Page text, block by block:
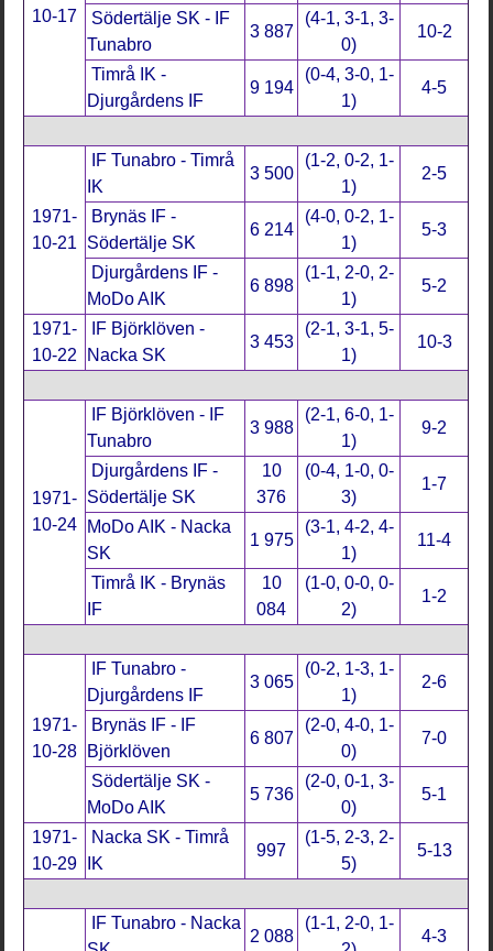
10-17
Södertälje SK - IF
Tunabro
3 887
(4-1, 3-1, 3-
0)
10-2
Timrå IK -
Djurgårdens IF
9 194
(0-4, 3-0, 1-
1)
4-5
1971-
10-21
IF Tunabro - Timrå
IK
3 500
(1-2, 0-2, 1-
1)
2-5
Brynäs IF -
Södertälje SK
6 214
(4-0, 0-2, 1-
1)
5-3
Djurgårdens IF -
MoDo AIK
6 898
(1-1, 2-0, 2-
1)
5-2
1971-
10-22
IF Björklöven -
Nacka SK
3 453
(2-1, 3-1, 5-
1)
10-3
1971-
10-24
IF Björklöven - IF
Tunabro
3 988
(2-1, 6-0, 1-
1)
9-2
Djurgårdens IF -
Södertälje SK
10
376
(0-4, 1-0, 0-
3)
1-7
MoDo AIK - Nacka
SK
1 975
(3-1, 4-2, 4-
1)
11-4
Timrå IK - Brynäs
IF
10
084
(1-0, 0-0, 0-
2)
1-2
1971-
10-28
IF Tunabro -
Djurgårdens IF
3 065
(0-2, 1-3, 1-
1)
2-6
Brynäs IF - IF
Björklöven
6 807
(2-0, 4-0, 1-
0)
7-0
Södertälje SK -
MoDo AIK
5 736
(2-0, 0-1, 3-
0)
5-1
1971-
10-29
Nacka SK - Timrå
IK
997
(1-5, 2-3, 2-
5)
5-13
IF Tunabro - Nacka
2 088
(1-1, 2-0, 1-
4-3